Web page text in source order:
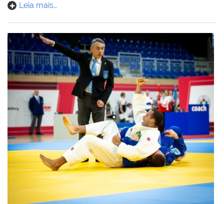
Leia mais…